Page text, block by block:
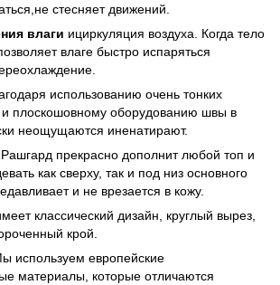
стесняет движений.
влаги ициркуляция воздуха. Когда тело
влаге быстро испаряться
использованию очень тонких
и плоскошовному оборудованию швы в
неощущаются иненатирают.
.Рашгард прекрасно дополнит любой топ и
как сверху, так и под низ основного
и не врезается в кожу.
классический дизайн, круглый вырез,
крой.
используем европейские
материалы, которые отличаются